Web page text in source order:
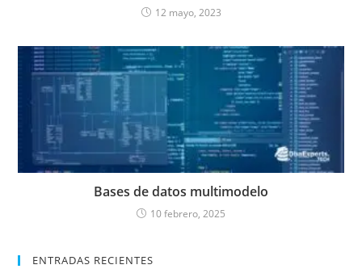
12 mayo, 2023
Bases de datos multimodelo
10 febrero, 2025
ENTRADAS RECIENTES